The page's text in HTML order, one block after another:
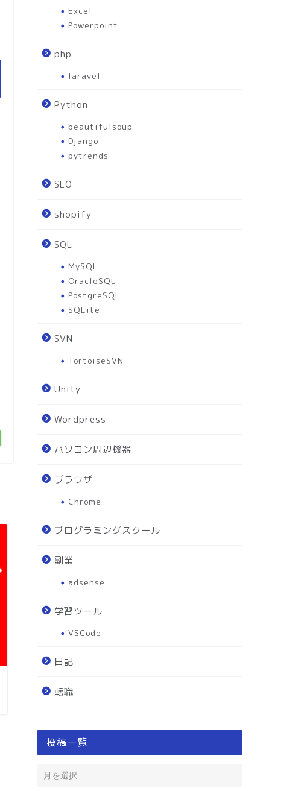
Java超初心者の勉強
Excel
Powerpoint
php
laravel
Python
beautifulsoup
Django
pytrends
SEO
shopify
SQL
MySQL
OracleSQL
PostgreSQL
SQLite
SVN
TortoiseSVN
Unity
Wordpress
パソコン周辺機器
ブラウザ
Chrome
プログラミングスクール
副業
adsense
学習ツール
VSCode
日記
転職
投稿一覧